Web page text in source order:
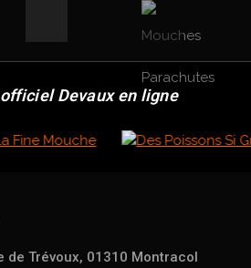
Devaux en ligne
de Trévoux, 01310 Montracol